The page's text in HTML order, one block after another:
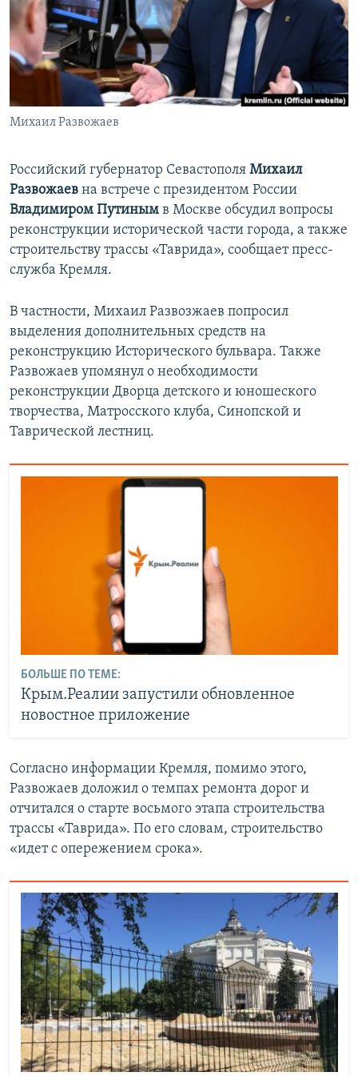
ПОБЕДИТЕЛЕЙ НЕ СУДЯТ?
КРЫМ.НЕПОКОРЕННЫЙ
ELIFBE
УКРАИНСКАЯ ПРОБЛЕМА КРЫМА
ПРИСОЕДИНЯЙТЕСЬ!
Все сайты RFE/RL
Михаил Развожаев
Российский губернатор Севастополя Михаил
Развожаев на встрече с президентом России
Владимиром Путиным в Москве обсудил вопросы
реконструкции исторической части города, а также
строительству трассы «Таврида», сообщает пресс-
служба Кремля.
В частности, Михаил Развозжаев попросил
выделения дополнительных средств на
реконструкцию Исторического бульвара. Также
Развожаев упомянул о необходимости
реконструкции Дворца детского и юношеского
творчества, Матросского клуба, Синопской и
Таврической лестниц.
БОЛЬШЕ ПО ТЕМЕ:
Крым.Реалии запустили обновленное
новостное приложение
Согласно информации Кремля, помимо этого,
Развожаев доложил о темпах ремонта дорог и
отчитался о старте восьмого этапа строительства
трассы «Таврида». По его словам, строительство
«идет с опережением срока».